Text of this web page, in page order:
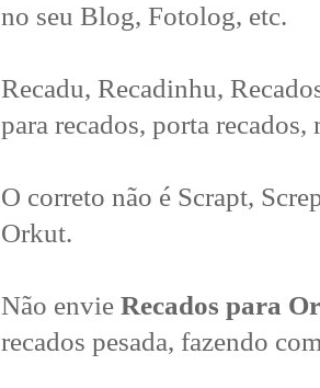
no seu Blog, Fotolog, etc.
Recadu, Recadinhu,
para recados, porta
O correto não é Scrapt,
Orkut.
Não envie Recados para
recados pesada, fazendo